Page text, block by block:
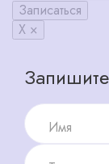
Записаться
X ×
Имя